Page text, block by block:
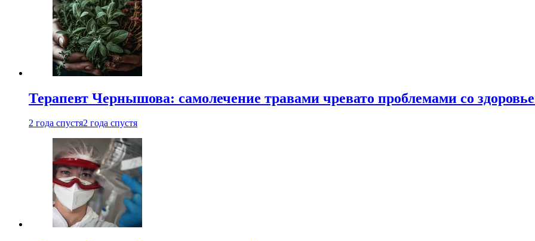
Терапевт Чернышова: самолечение травами чревато проблемами со
2 года спустя2 года спустя